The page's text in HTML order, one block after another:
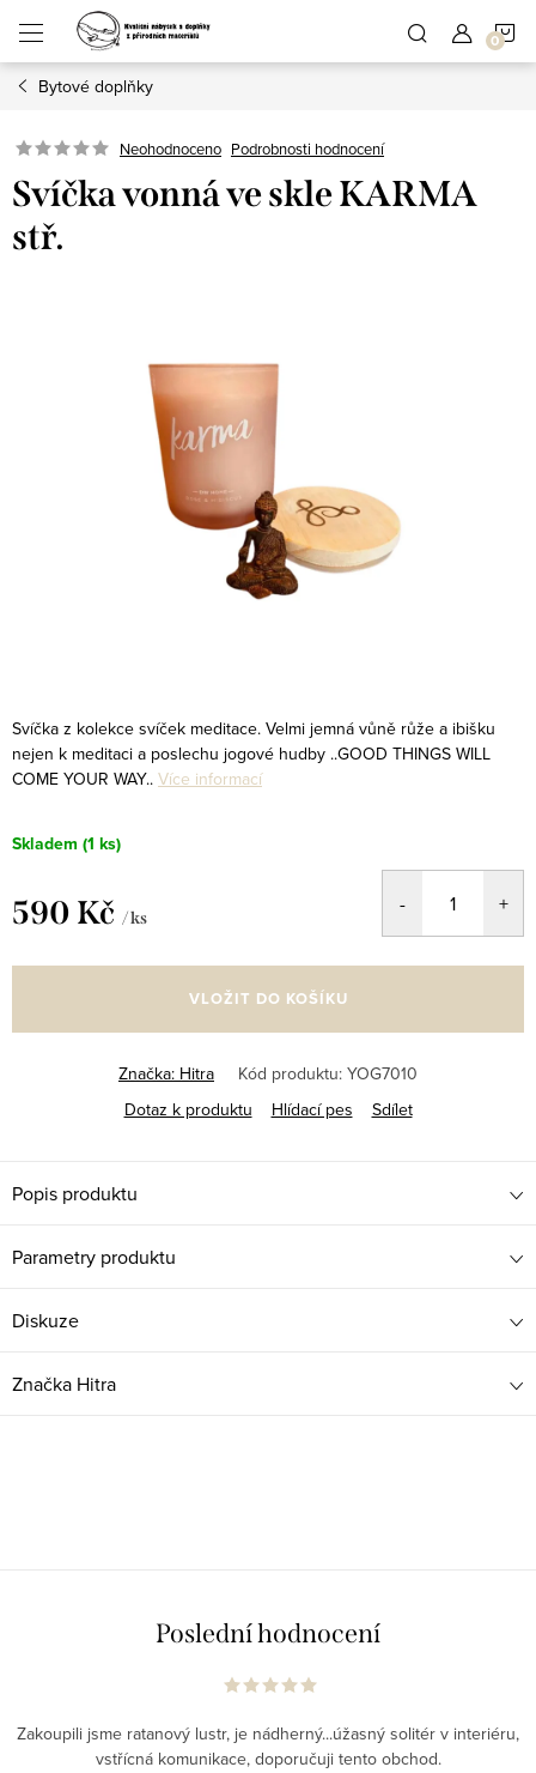
obsah
Bytové doplňky
Neohodnoceno Podrobnosti hodnocení
Svíčka vonná ve skle KARMA
stř.
Svíčka z kolekce svíček meditace. Velmi jemná vůně růže a ibišku
nejen k meditaci a poslechu jogové hudby ..GOOD THINGS WILL
COME YOUR WAY.. Více informací
Skladem (1 ks)
590 Kč / ks
cena:
VLOŽIT DO KOŠÍKU
Značka: Hitra Kód produktu: YOG7010
Dotaz k produktu
Hlídací pes Sdílet
Popis produktu
Parametry produktu
Diskuze
Značka Hitra
Poslední hodnocení
Zakoupili jsme ratanový lustr, je nádherný...úžasný solitér v interiéru,
vstřícná komunikace, doporučuji tento obchod.